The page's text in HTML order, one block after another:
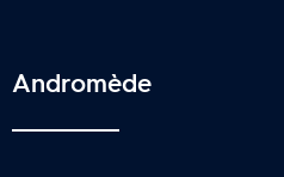
Andromède